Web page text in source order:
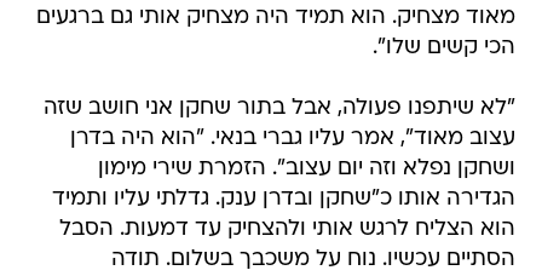
מאוד מצחיק. הוא תמיד היה מצחיק אותי גם ברגעים
הכי קשים שלו".
"לא שיתפנו פעולה, אבל בתור שחקן אני חושב שזה
עצוב מאוד", אמר עליו גברי בנאי. "הוא היה בדרן
ושחקן נפלא וזה יום עצוב". הזמרת שירי מימון
הגדירה אותו כ"שחקן ובדרן ענק. גדלתי עליו ותמיד
הוא הצליח לרגש אותי ולהצחיק עד דמעות. הסבל
הסתיים עכשיו. נוח על משכבך בשלום. תודה